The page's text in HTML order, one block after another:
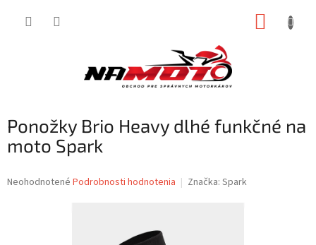
Ponožky Brio Heavy dlhé funkčné na
moto Spark
Priemerné
Neohodnotené Podrobnosti hodnotenia Značka: Spark